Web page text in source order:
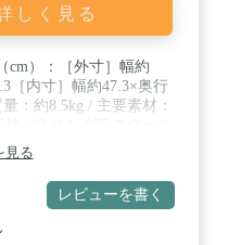
しく見る
cm）：［外寸］幅約
［内寸］幅約47.3×奥行
：約8.5kg / 主要素材：
発泡ウレタン / ※飲料水
使用ください。 ／ ※フ
座ったりしないでくだ
ると破損することがあ
使用しないでくださ
見る
レビューを書く